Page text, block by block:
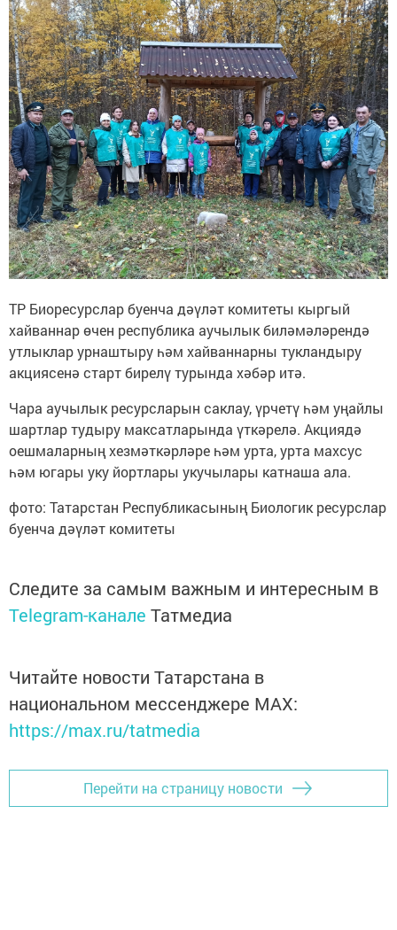
ТР Биоресурслар буенча дәүләт комитеты кыргый
хайваннар өчен республика аучылык биләмәләрендә
утлыклар урнаштыру һәм хайваннарны тукландыру
акциясенә старт бирелү турында хәбәр итә.
Чара аучылык ресурсларын саклау, үрчетү һәм уңайлы
шартлар тудыру максатларында үткәрелә. Акциядә
оешмаларның хезмәткәрләре һәм урта, урта махсус
һәм югары уку йортлары укучылары катнаша ала.
фото: Татарстан Республикасының Биологик ресурслар
буенча дәүләт комитеты
Следите за самым важным и интересным в
Telegram-канале Татмедиа
Читайте новости Татарстана в
национальном мессенджере MАХ:
https://max.ru/tatmedia
Перейти на страницу новости